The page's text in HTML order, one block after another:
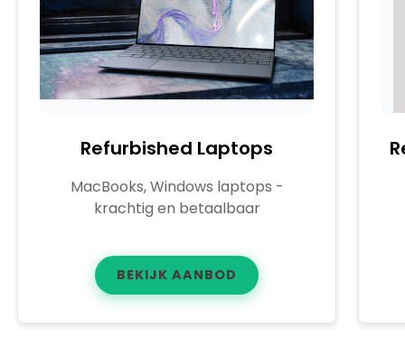
Refurbished Laptops
MacBooks, Windows laptops -
krachtig en betaalbaar
BEKIJK AANBOD